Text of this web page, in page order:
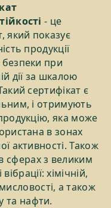
- це
який показує
продукції
при
дії за шкалою
сертифікат є
і отримують
яка може
в зонах
активності. Також
сферах з великим
хімічній,
а також
та нафти.